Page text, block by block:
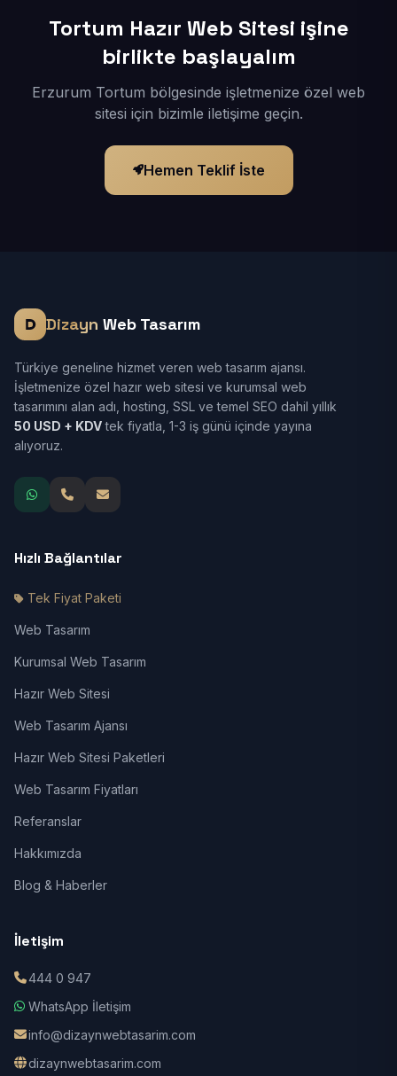
Tortum Hazır Web Sitesi işine
birlikte başlayalım
Erzurum Tortum bölgesinde işletmenize özel web
sitesi için bizimle iletişime geçin.
Hemen Teklif İste
Dizayn Web Tasarım
Türkiye geneline hizmet veren web tasarım ajansı.
İşletmenize özel hazır web sitesi ve kurumsal web
tasarımını alan adı, hosting, SSL ve temel SEO dahil yıllık
50 USD + KDVtek fiyatla, 1-3 iş günü içinde yayına
alıyoruz.
Hızlı Bağlantılar
Tek Fiyat Paketi
Web Tasarım
Kurumsal Web Tasarım
Hazır Web Sitesi
Web Tasarım Ajansı
Hazır Web Sitesi Paketleri
Web Tasarım Fiyatları
Referanslar
Hakkımızda
Blog & Haberler
İletişim
444 0 947
WhatsApp İletişim
info@dizaynwebtasarim.com
dizaynwebtasarim.com